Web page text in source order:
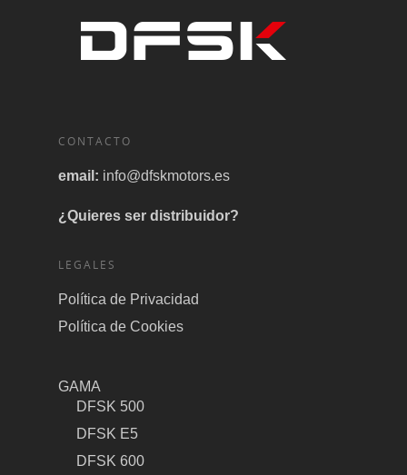
CONTACTO
email: info@dfskmotors.es
¿Quieres ser distribuidor?
LEGALES
Política de Privacidad
Política de Cookies
GAMA
DFSK 500
DFSK E5
DFSK 600